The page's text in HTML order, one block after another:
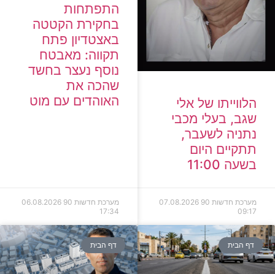
הלווייתו של אלי
שגב, בעלי מכבי
נתניה לשעבר,
תתקיים היום
בשעה 11:00
מערכת חדשות 90
07.08.2026
09:17
התפתחות
בחקירת הקטטה
באצטדיון פתח
תקווה: מאבטח
נוסף נעצר בחשד
שהכה את
האוהדים עם מוט
מערכת חדשות 90
06.08.2026
17:34
דף הבית דף הבית